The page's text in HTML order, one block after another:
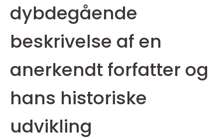
dybdegående
beskrivelse af en
anerkendt forfatter og
hans historiske
udvikling